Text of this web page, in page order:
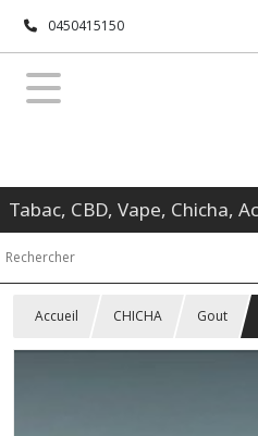
0450415150
Tabac, CBD, Vape, Chicha,
Accueil CHICHA Gout